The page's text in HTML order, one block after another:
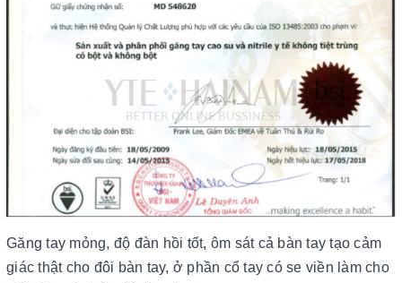
Găng tay mỏng, độ đàn hồi tốt, ôm sát cả bàn tay tạo cảm
giác thật cho đôi bàn tay, ở phần cổ tay có se viền làm cho